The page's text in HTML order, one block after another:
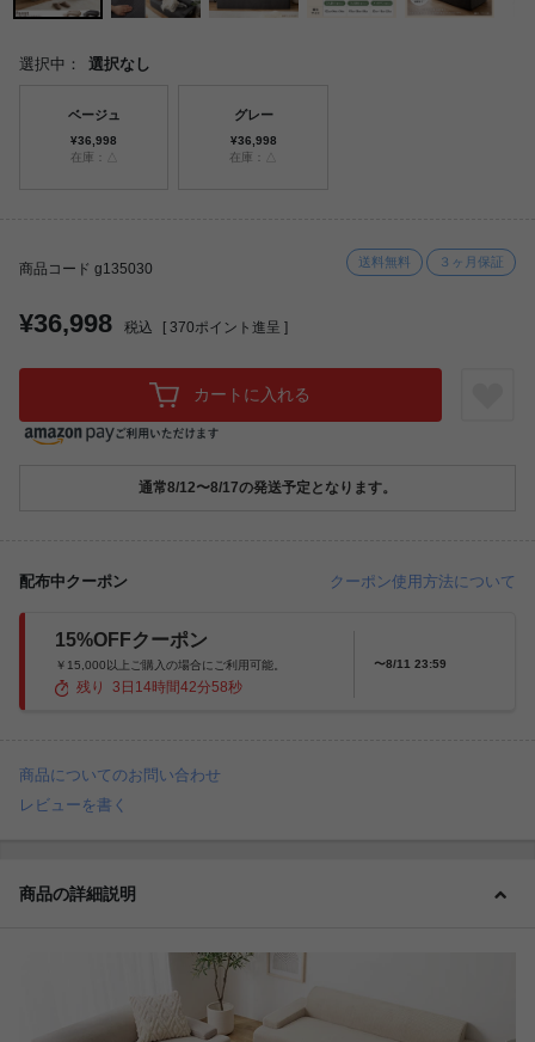
選択中： 選択なし
ベージュ
¥36,998
在庫：△
グレー
¥36,998
在庫：△
商品コード g135030 送料無料 ３ヶ月保証
¥36,998 税込 [ 370ポイント進呈 ]
カートに入れる
通常8/12〜8/17の発送予定となります。
配布中クーポン クーポン使用方法について
15%OFFクーポン
￥15,000以上ご購入の場合にご利用可能。
残り 3 日 14 時間42分56秒
〜8/11 23:59
商品についてのお問い合わせ
レビューを書く
商品の詳細説明